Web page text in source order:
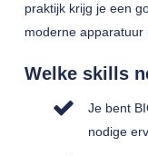
praktijk krijg je een
moderne apparatuur
Welke skills
Je bent
nodige